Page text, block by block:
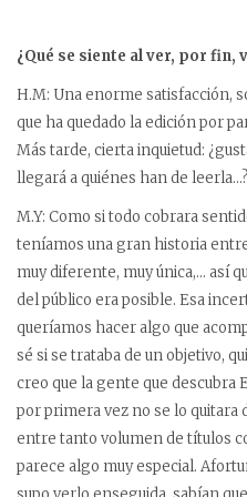
¿Qué se siente al ver, por fin,
H.M: Una enorme satisfacción,
que ha quedado la edición por
Más tarde, cierta inquietud:
llegará a quiénes han de leerla…?
M.Y: Como si todo cobrara
teníamos una gran historia
muy diferente, muy única,… así
del público era posible. Esa
queríamos hacer algo que
sé si se trataba de un objetivo,
creo que la gente que descubra
por primera vez no se lo quitara
entre tanto volumen de títulos
parece algo muy especial.